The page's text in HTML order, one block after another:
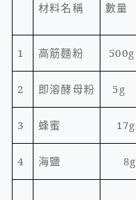
材料名稱 數量
1 高筋麵粉 500g
2 即溶酵母粉 5g
3 蜂蜜 17g
4 海鹽 8g